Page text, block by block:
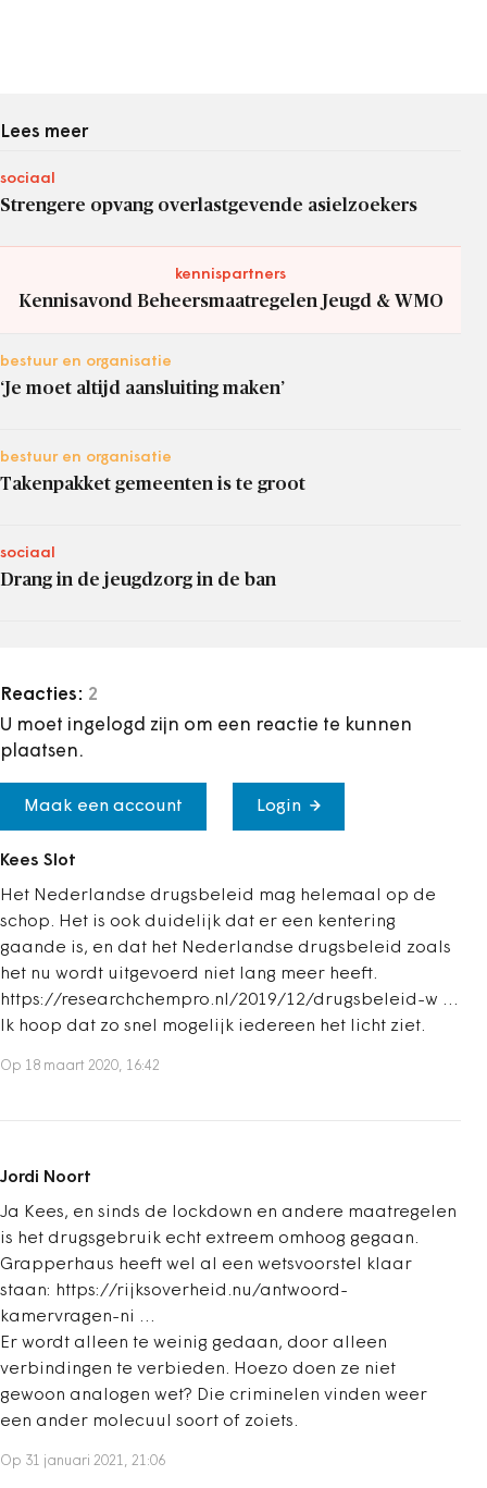
Lees meer
sociaal
Strengere opvang overlastgevende asielzoekers
kennispartners
Kennisavond Beheersmaatregelen Jeugd & WMO
bestuur en organisatie
‘Je moet altijd aansluiting maken’
bestuur en organisatie
Takenpakket gemeenten is te groot
sociaal
Drang in de jeugdzorg in de ban
Reacties: 2
U moet ingelogd zijn om een reactie te kunnen
plaatsen.
Maak een account Login
Kees Slot
Het Nederlandse drugsbeleid mag helemaal op de
schop. Het is ook duidelijk dat er een kentering
gaande is, en dat het Nederlandse drugsbeleid zoals
het nu wordt uitgevoerd niet lang meer heeft.
https://researchchempro.nl/2019/12/drugsbeleid-w …
Ik hoop dat zo snel mogelijk iedereen het licht ziet.
Op 18 maart 2020, 16:42
Jordi Noort
Ja Kees, en sinds de lockdown en andere maatregelen
is het drugsgebruik echt extreem omhoog gegaan.
Grapperhaus heeft wel al een wetsvoorstel klaar
staan: https://rijksoverheid.nu/antwoord-
kamervragen-ni …
Er wordt alleen te weinig gedaan, door alleen
verbindingen te verbieden. Hoezo doen ze niet
gewoon analogen wet? Die criminelen vinden weer
een ander molecuul soort of zoiets.
Op 31 januari 2021, 21:06